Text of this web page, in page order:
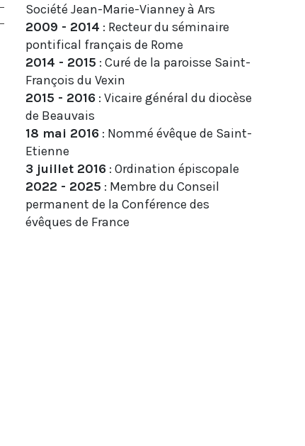
Société Jean-Marie-Vianney à Ars
2009 - 2014 : Recteur du séminaire
pontifical français de Rome
2014 - 2015 : Curé de la paroisse Saint-
François du Vexin
2015 - 2016 : Vicaire général du diocèse
de Beauvais
18 mai 2016 : Nommé évêque de Saint-
Etienne
3 juillet 2016 : Ordination épiscopale
2022 - 2025 : Membre du Conseil
permanent de la Conférence des
évêques de France